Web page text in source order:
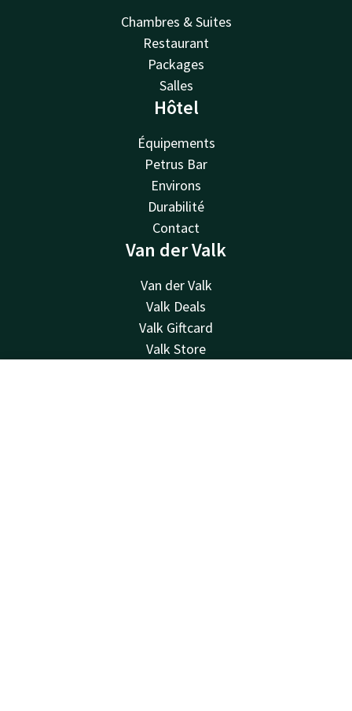
Chambres & Suites
Restaurant
Packages
Salles
Hôtel
Équipements
Petrus Bar
Environs
Durabilité
Contact
Van der Valk
Van der Valk
Valk Deals
Valk Giftcard
Valk Store